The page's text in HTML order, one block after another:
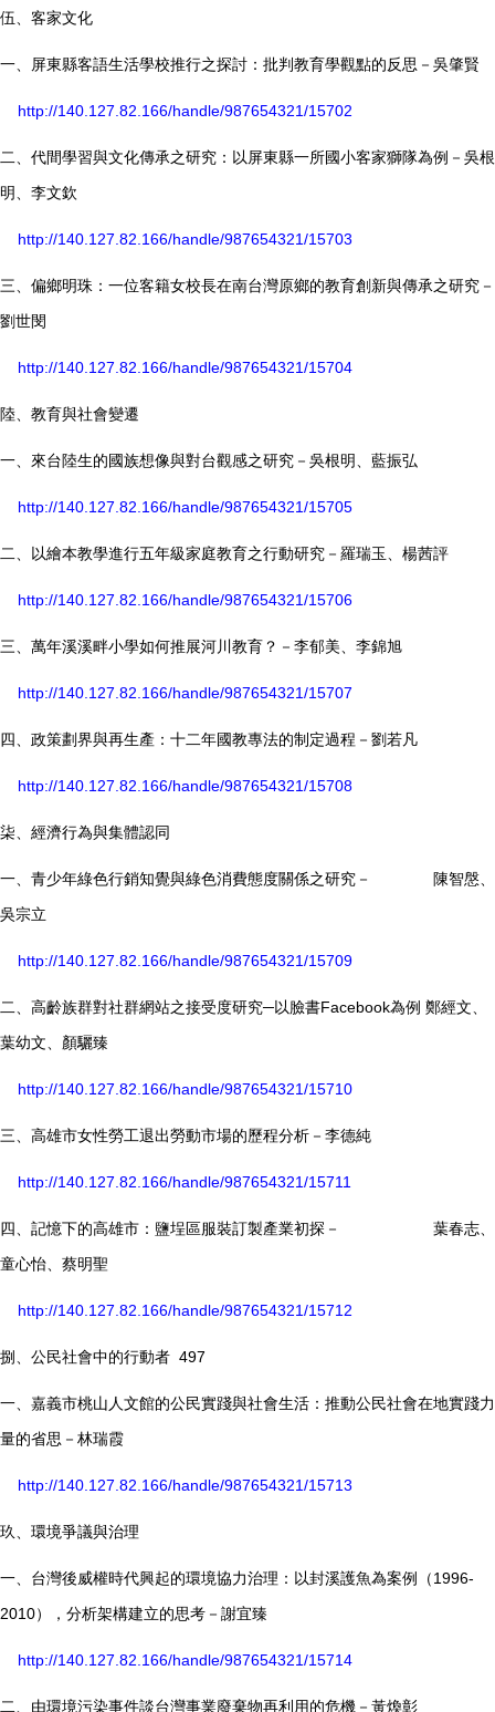
伍、客家文化
一、屏東縣客語生活學校推行之探討：批判教育學觀點的反思－吳肇賢
http://140.127.82.166/handle/987654321/15702
二、代間學習與文化傳承之研究：以屏東縣一所國小客家獅隊為例－吳根
明、李文欽
http://140.127.82.166/handle/987654321/15703
三、偏鄉明珠：一位客籍女校長在南台灣原鄉的教育創新與傳承之研究－
劉世閔
http://140.127.82.166/handle/987654321/15704
陸、教育與社會變遷
一、來台陸生的國族想像與對台觀感之研究－吳根明、藍振弘
http://140.127.82.166/handle/987654321/15705
二、以繪本教學進行五年級家庭教育之行動研究－羅瑞玉、楊茜評
http://140.127.82.166/handle/987654321/15706
三、萬年溪溪畔小學如何推展河川教育？－李郁美、李錦旭
http://140.127.82.166/handle/987654321/15707
四、政策劃界與再生產：十二年國教專法的制定過程－劉若凡
http://140.127.82.166/handle/987654321/15708
柒、經濟行為與集體認同
一、青少年綠色行銷知覺與綠色消費態度關係之研究－ 陳智慇、
吳宗立
http://140.127.82.166/handle/987654321/15709
二、高齡族群對社群網站之接受度研究─以臉書Facebook為例 鄭經文、
葉幼文、顏驪臻
http://140.127.82.166/handle/987654321/15710
三、高雄市女性勞工退出勞動市場的歷程分析－李德純
http://140.127.82.166/handle/987654321/15711
四、記憶下的高雄市：鹽埕區服裝訂製產業初探－ 葉春志、
童心怡、蔡明聖
http://140.127.82.166/handle/987654321/15712
捌、公民社會中的行動者 497
一、嘉義市桃山人文館的公民實踐與社會生活：推動公民社會在地實踐力
量的省思－林瑞霞
http://140.127.82.166/handle/987654321/15713
玖、環境爭議與治理
一、台灣後威權時代興起的環境協力治理：以封溪護魚為案例（1996-
2010），分析架構建立的思考－謝宜臻
http://140.127.82.166/handle/987654321/15714
二、由環境污染事件談台灣事業廢棄物再利用的危機－黃煥彰